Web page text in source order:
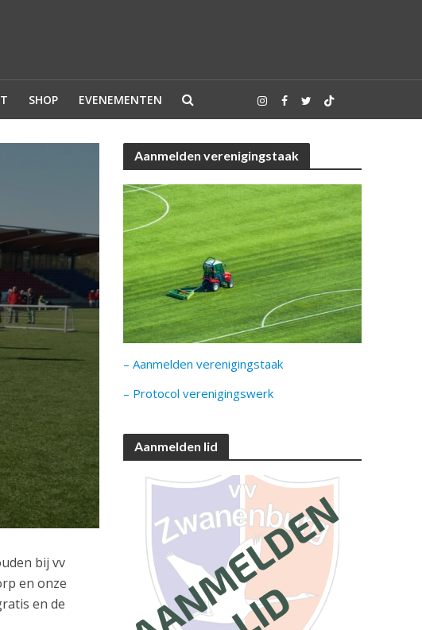
SHOP EVENEMENTEN
bij vv
en onze
en de
Aanmelden verenigingstaak
– Aanmelden verenigingstaak
– Protocol verenigingswerk
Aanmelden lid